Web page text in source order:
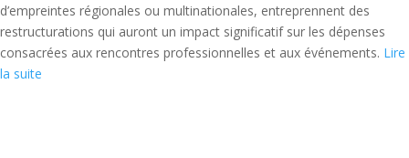
d’empreintes régionales ou multinationales, entreprennent des
restructurations qui auront un impact significatif sur les dépenses
consacrées aux rencontres professionnelles et aux événements. Lire
la suite